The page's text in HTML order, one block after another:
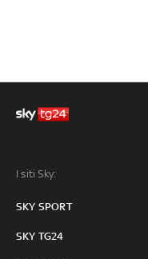
I siti Sky:
SKY SPORT
SKY TG24